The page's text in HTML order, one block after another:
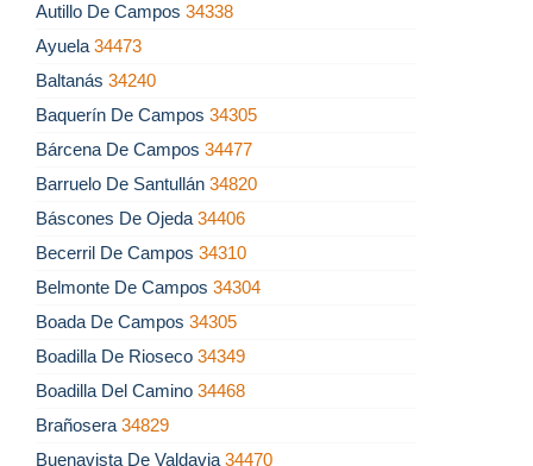
Autillo De Campos 34338
Ayuela 34473
Baltanás 34240
Baquerín De Campos 34305
Bárcena De Campos 34477
Barruelo De Santullán 34820
Báscones De Ojeda 34406
Becerril De Campos 34310
Belmonte De Campos 34304
Boada De Campos 34305
Boadilla De Rioseco 34349
Boadilla Del Camino 34468
Brañosera 34829
Buenavista De Valdavia 34470